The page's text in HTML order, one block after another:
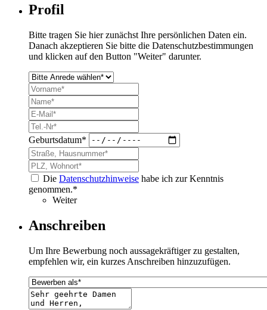
Profil
Bitte tragen Sie hier zunächst Ihre persönlichen Daten ein.
Danach akzeptieren Sie bitte die Datenschutzbestimmungen
und klicken auf den Button "Weiter" darunter.
Geburtsdatum*
Die Datenschutzhinweise habe ich zur Kenntnis
genommen.*
Weiter
Anschreiben
Um Ihre Bewerbung noch aussagekräftiger zu gestalten,
empfehlen wir, ein kurzes Anschreiben hinzuzufügen.